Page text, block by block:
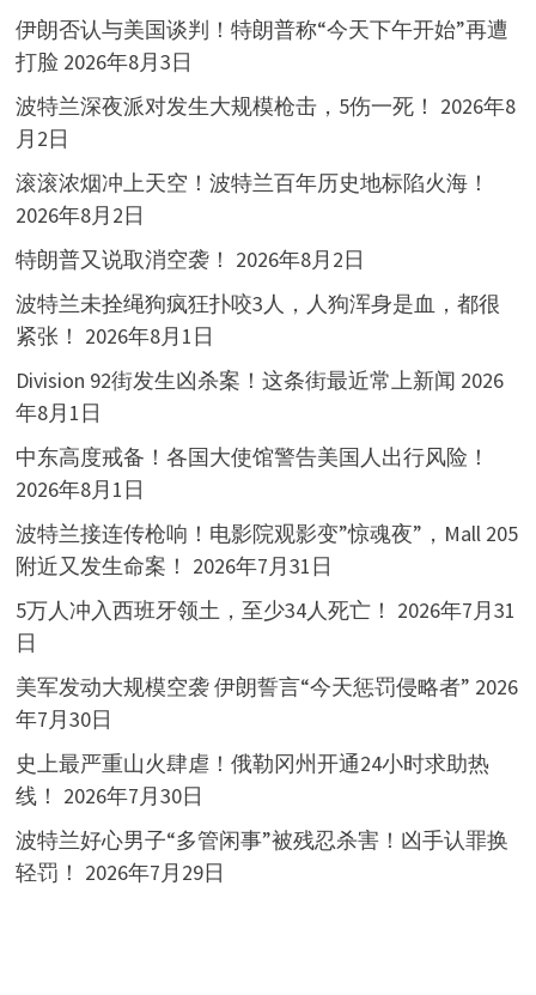
伊朗否认与美国谈判！特朗普称“今天下午开始”再遭
打脸 2026年8月3日
波特兰深夜派对发生大规模枪击，5伤一死！ 2026年8
月2日
滚滚浓烟冲上天空！波特兰百年历史地标陷火海！
2026年8月2日
特朗普又说取消空袭！ 2026年8月2日
波特兰未拴绳狗疯狂扑咬3人，人狗浑身是血，都很
紧张！ 2026年8月1日
Division 92街发生凶杀案！这条街最近常上新闻 2026
年8月1日
中东高度戒备！各国大使馆警告美国人出行风险！
2026年8月1日
波特兰接连传枪响！电影院观影变”惊魂夜”，Mall 205
附近又发生命案！ 2026年7月31日
5万人冲入西班牙领土，至少34人死亡！ 2026年7月31
日
美军发动大规模空袭 伊朗誓言“今天惩罚侵略者” 2026
年7月30日
史上最严重山火肆虐！俄勒冈州开通24小时求助热
线！ 2026年7月30日
波特兰好心男子“多管闲事”被残忍杀害！凶手认罪换
轻罚！ 2026年7月29日